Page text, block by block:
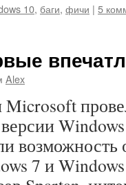
10, баги, фичи | 5
Alex
возможность
7 и